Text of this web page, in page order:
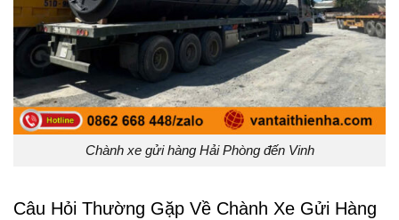
Chành xe gửi hàng Hải Phòng đến Vinh
Câu Hỏi Thường Gặp Về Chành Xe Gửi Hàng